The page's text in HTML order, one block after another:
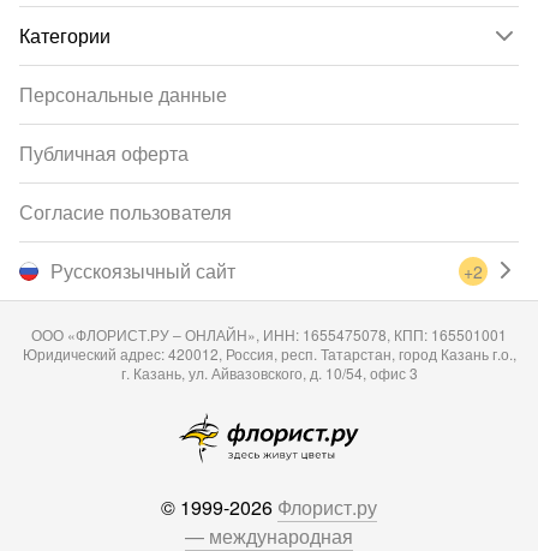
Категории
Русскоязычный сайт +2
Персональные данные
Публичная оферта
Согласие пользователя
ООО «ФЛОРИСТ.РУ – ОНЛАЙН», ИНН: 1655475078, КПП: 165501001
Юридический адрес: 420012, Россия, респ. Татарстан, город Казань г.о.,
г. Казань, ул. Айвазовского, д. 10/54, офис 3
© 1999-2026 Флорист.ру
— международная